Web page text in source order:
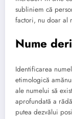
subliniem că
factori, nu doar al
Nume
Identificarea
etimologică
ale numelui să
aprofundată a
putea dezvălui